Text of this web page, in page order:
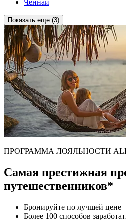
Ченнаи
Показать еще (3)
ПРОГРАММА ЛОЯЛЬНОСТИ
Самая престижная
путешественников*
Бронируйте по лучшей цене
Более 100 способов